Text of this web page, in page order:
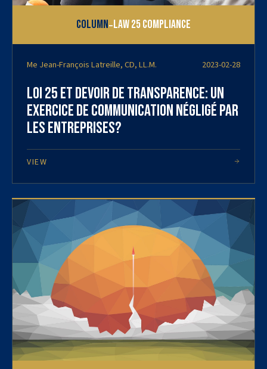
Column-Law 25 Compliance
Me Jean-François Latreille, CD, LL.M. 2023-02-28
Loi 25 et devoir de transparence: un
exercice de communication négligé par
les entreprises?
VIEW